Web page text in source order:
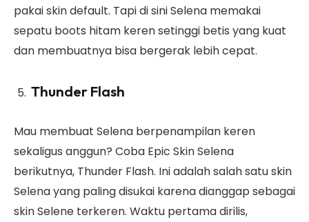
pakai skin default. Tapi di sini Selena memakai
sepatu boots hitam keren setinggi betis yang kuat
dan membuatnya bisa bergerak lebih cepat.
Thunder Flash
Mau membuat Selena berpenampilan keren
sekaligus anggun? Coba Epic Skin Selena
berikutnya, Thunder Flash. Ini adalah salah satu skin
Selena yang paling disukai karena dianggap sebagai
skin Selene terkeren. Waktu pertama dirilis,